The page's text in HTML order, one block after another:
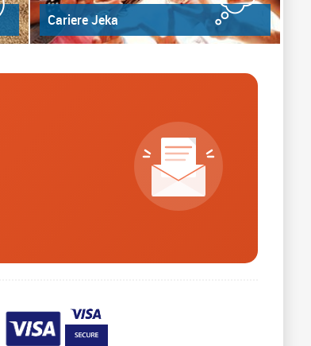
Cariere Jeka